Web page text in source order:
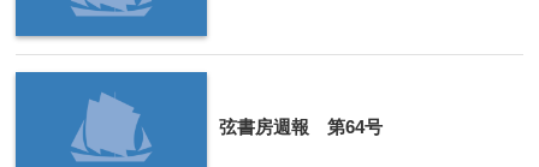
弦書房週報 第64号